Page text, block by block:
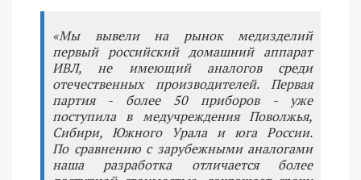
«Мы вывели на рынок медизделий
первый российский домашний аппарат
ИВЛ, не имеющий аналогов среди
отечественных производителей. Первая
партия - более 50 приборов - уже
поступила в медучреждения Поволжья,
Сибири, Южного Урала и юга России.
По сравнению с зарубежными аналогами
наша разработка отличается более